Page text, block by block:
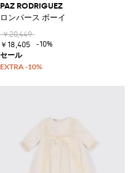
PAZ RODRIGUEZ
ロンパース ボーイ
￥20,449
￥18,405
-10%